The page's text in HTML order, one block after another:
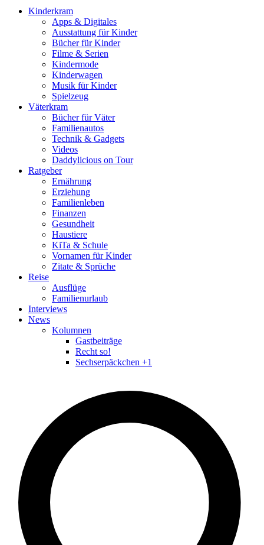
Kinderkram
Apps & Digitales
Ausstattung für Kinder
Bücher für Kinder
Filme & Serien
Kindermode
Kinderwagen
Musik für Kinder
Spielzeug
Väterkram
Bücher für Väter
Familienautos
Technik & Gadgets
Videos
Daddylicious on Tour
Ratgeber
Ernährung
Erziehung
Familienleben
Finanzen
Gesundheit
Haustiere
KiTa & Schule
Vornamen für Kinder
Zitate & Sprüche
Reise
Ausflüge
Familienurlaub
Interviews
News
Kolumnen
Gastbeiträge
Recht so!
Sechserpäckchen +1